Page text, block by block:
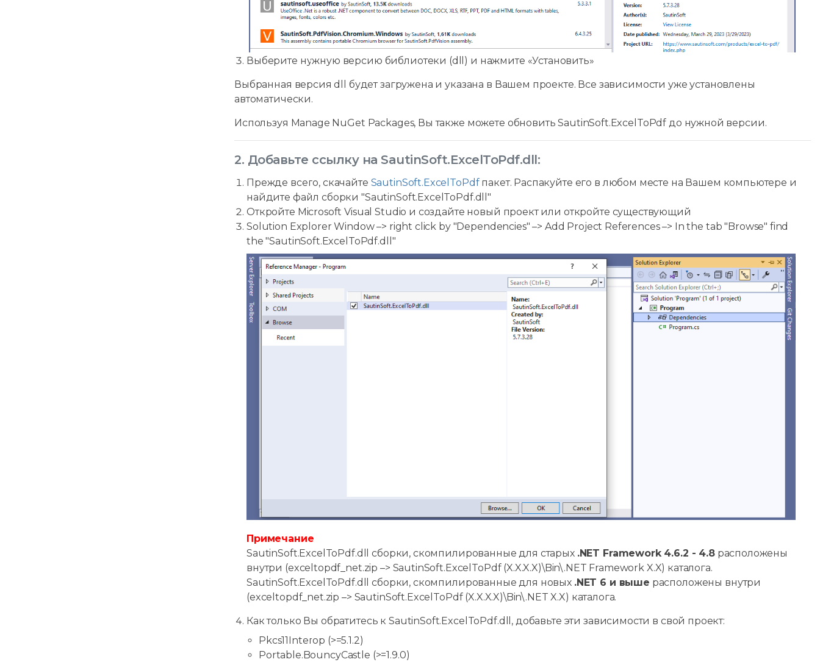
Выберите нужную версию библиотеки (dll) и нажмите «Установить»
Выбранная версия dll будет загружена и указана в Вашем проекте. Все зависимости уже установлены
автоматически.
Используя Manage NuGet Packages, Вы также можете обновить SautinSoft.ExcelToPdf до нужной версии.
2. Добавьте ссылку на SautinSoft.ExcelToPdf.dll:
Прежде всего, скачайте SautinSoft.ExcelToPdfпакет. Распакуйте его в любом месте на Вашем компьютере и
найдите файл сборки "SautinSoft.ExcelToPdf.dll"
Откройте Microsoft Visual Studio и создайте новый проект или откройте существующий
Solution Explorer Window –> right click by "Dependencies" –> Add Project References –> In the tab "Browse" find
the "SautinSoft.ExcelToPdf.dll"
Примечание
SautinSoft.ExcelToPdf.dll сборки, скомпилированные для старых .NET Framework 4.6.2 - 4.8расположены
внутри (exceltopdf_net.zip –> SautinSoft.ExcelToPdf (X.X.X.X)\Bin\.NET Framework X.X) каталога.
SautinSoft.ExcelToPdf.dll сборки, скомпилированные для новых .NET 6 и выше расположены внутри
(exceltopdf_net.zip –> SautinSoft.ExcelToPdf (X.X.X.X)\Bin\.NET X.X) каталога.
Как только Вы обратитесь к SautinSoft.ExcelToPdf.dll, добавьте эти зависимости в свой проект:
Pkcs11Interop (>=5.1.2)
Portable.BouncyCastle (>=1.9.0)